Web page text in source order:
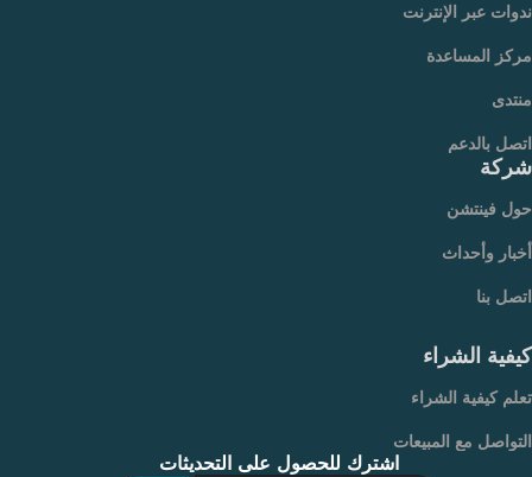
ندوات عبر الإنترنت
مركز المساعدة
منتدى
اتصل بالدعم
شركة
حول فينتشن
أخبار وأحداث
اتصل بنا
كيفية الشراء
تعلم كيفية الشراء
التواصل مع المبيعات
اشترك للحصول على التحديثات